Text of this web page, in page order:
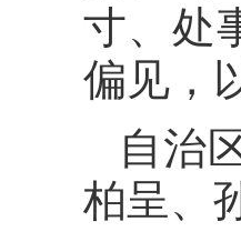
寸、处
偏见，
自治
柏呈、